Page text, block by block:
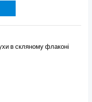
в скляному флаконі